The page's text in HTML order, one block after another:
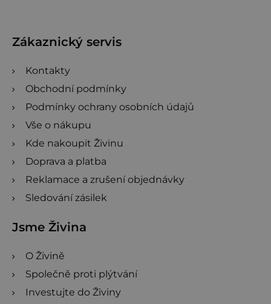
Zákaznický servis
Kontakty
Obchodní podmínky
Podmínky ochrany osobních údajů
Vše o nákupu
Kde nakoupit Živinu
Doprava a platba
Reklamace a zrušení objednávky
Sledování zásilek
Jsme Živina
O Živině
Společně proti plýtvání
Investujte do Živiny